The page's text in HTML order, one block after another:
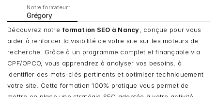
Notre formateur :
Grégory
Découvrez notre formation SEO à Nancy , conçue pour vous
aider à renforcer la visibilité de votre site sur les moteurs de
recherche. Grâce à un programme complet et finançable via
CPF/OPCO, vous apprendrez à analyser vos besoins, à
identifier des mots-clés pertinents et optimiser techniquement
votre site. Cette formation 100% pratique vous permet de